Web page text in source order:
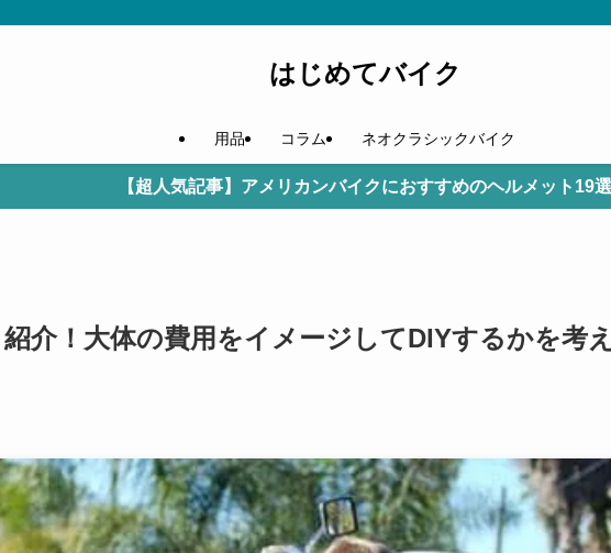
はじめてバイク
用品 コラム ネオクラシックバイク
【超人気記事】アメリカンバイクにおすすめのヘルメット19選
介！大体の費用をイメージしてDIYするかを考